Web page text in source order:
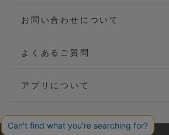
お問い合わせについて
よくあるご質問
アプリについて